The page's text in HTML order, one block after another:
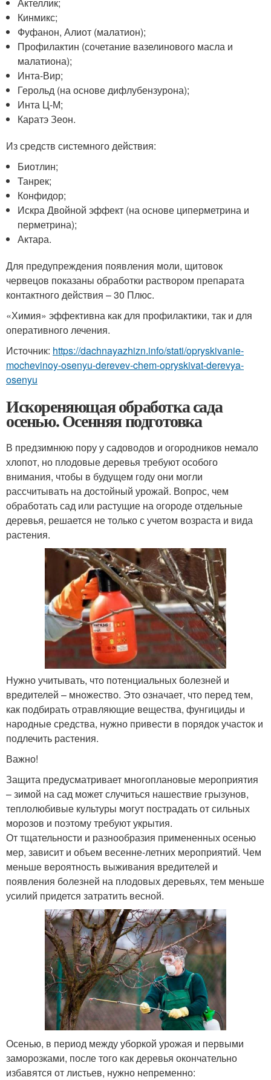
Кинмикс;
Фуфанон, Алиот (малатион);
Профилактин (сочетание вазелинового масла и
малатиона);
Инта-Вир;
Герольд (на основе дифлубензурона);
Инта Ц-М;
Каратэ Зеон.
Из средств системного действия:
Биотлин;
Танрек;
Конфидор;
Искра Двойной эффект (на основе циперметрина и
перметрина);
Актара.
Для предупреждения появления моли, щитовок
червецов показаны обработки раствором препарата
контактного действия – 30 Плюс.
«Химия» эффективна как для профилактики, так и для
оперативного лечения.
Источник: https://dachnayazhizn.info/stati/opryskivanie-
mochevinoy-osenyu-derevev-chem-opryskivat-derevya-
osenyu
Искореняющая обработка сада
осенью. Осенняя подготовка
В предзимнюю пору у садоводов и огородников немало
хлопот, но плодовые деревья требуют особого
внимания, чтобы в будущем году они могли
рассчитывать на достойный урожай. Вопрос, чем
обработать сад или растущие на огороде отдельные
деревья, решается не только с учетом возраста и вида
растения.
Нужно учитывать, что потенциальных болезней и
вредителей – множество. Это означает, что перед тем,
как подбирать отравляющие вещества, фунгициды и
народные средства, нужно привести в порядок участок и
подлечить растения.
Важно!
Защита предусматривает многоплановые мероприятия
– зимой на сад может случиться нашествие грызунов,
теплолюбивые культуры могут пострадать от сильных
морозов и поэтому требуют укрытия.
От тщательности и разнообразия примененных осенью
мер, зависит и объем весенне-летних мероприятий. Чем
меньше вероятность выживания вредителей и
появления болезней на плодовых деревьях, тем меньше
усилий придется затратить весной.
Осенью, в период между уборкой урожая и первыми
заморозками, после того как деревья окончательно
избавятся от листьев, нужно непременно: